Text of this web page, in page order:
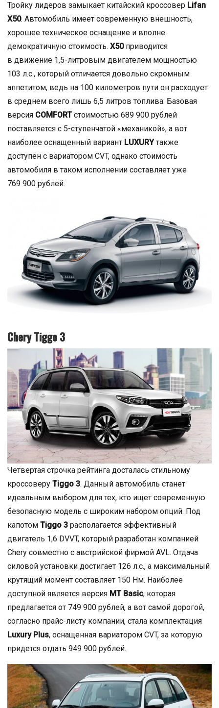
Тройку лидеров замыкает китайский кроссовер Lifan
X50. Автомобиль имеет современную внешность,
хорошее техническое оснащение и вполне
демократичную стоимость. X50приводится
в движение 1,5-литровым двигателем мощностью
103 л.с., который отличается довольно скромным
аппетитом, ведь на 100 километров пути он расходует
в среднем всего лишь 6,5 литров топлива. Базовая
версия COMFORTстоимостью 689 900 рублей
поставляется с 5-ступенчатой «механикой», а вот
наиболее оснащенный вариант LUXURY также
доступен с вариатором CVT, однако стоимость
автомобиля в таком исполнении составляет уже
769 900 рублей.
Chery Tiggo 3
Четвертая строчка рейтинга досталась стильному
кроссоверу Tiggo 3. Данный автомобиль станет
идеальным выбором для тех, кто ищет современную
безопасную модель с широким набором опций. Под
капотом Tiggo 3 располагается эффективный
двигатель 1,6 DVVT, который разработан компанией
Chery совместно с австрийской фирмой AVL. Отдача
силовой установки достигает 126 л.с., а максимальный
крутящий момент составляет 150 Нм. Наиболее
доступной является версия MT Basic, которая
предлагается от 749 900 рублей, а вот самой дорогой,
согласно прайс-листу компании, стала комплектация
Luxury Plus, оснащенная вариатором CVT, за которую
придется отдать 949 900 рублей.